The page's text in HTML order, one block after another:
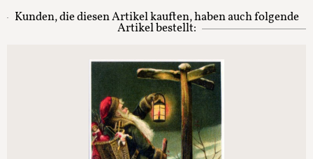
Kunden, die diesen Artikel kauften, haben auch folgende
Artikel bestellt: